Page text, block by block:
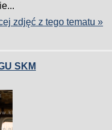
zdjęć z tego tematu »
SKM